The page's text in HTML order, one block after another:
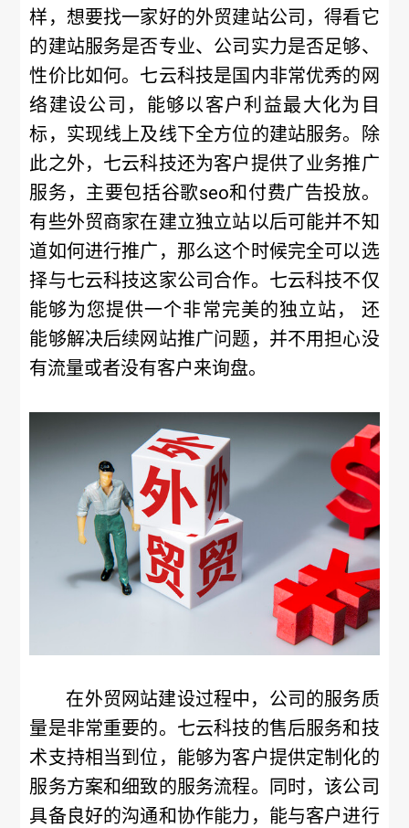
样，想要找一家好的外贸建站公司，得看它
的建站服务是否专业、公司实力是否足够、
性价比如何。七云科技是国内非常优秀的网
络建设公司，能够以客户利益最大化为目
标，实现线上及线下全方位的建站服务。除
此之外，七云科技还为客户提供了业务推广
服务，主要包括谷歌seo和付费广告投放。
有些外贸商家在建立独立站以后可能并不知
道如何进行推广，那么这个时候完全可以选
择与七云科技这家公司合作。七云科技不仅
能够为您提供一个非常完美的独立站， 还
能够解决后续网站推广问题，并不用担心没
有流量或者没有客户来询盘。
在外贸网站建设过程中，公司的服务质
量是非常重要的。七云科技的售后服务和技
术支持相当到位，能够为客户提供定制化的
服务方案和细致的服务流程。同时，该公司
具备良好的沟通和协作能力，能与客户进行